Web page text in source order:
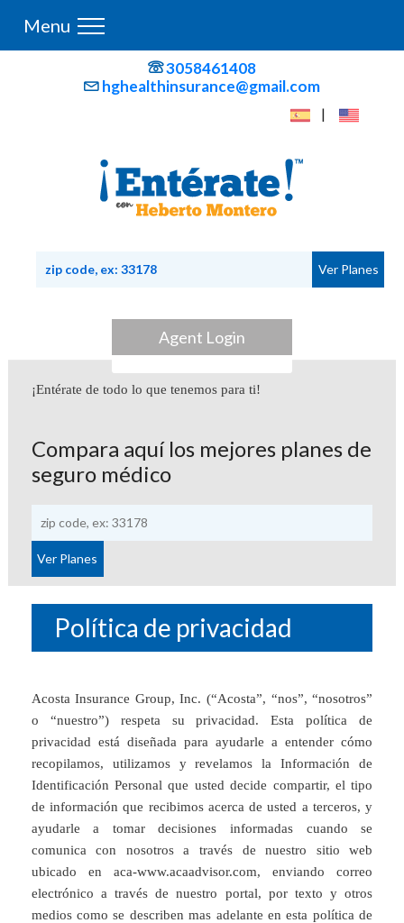
3058461408
hghealthinsurance@gmail.com
|
Agent Login
Menu
¡Entérate de todo lo que tenemos para ti!
Compara aquí los mejores planes de
seguro médico
Política de privacidad
Acosta Insurance Group, Inc. (“Acosta”, “nos”, “nosotros”
o “nuestro”) respeta su privacidad. Esta política de
privacidad está diseñada para ayudarle a entender cómo
recopilamos, utilizamos y revelamos la Información de
Identificación Personal que usted decide compartir, el tipo
de información que recibimos acerca de usted a terceros, y
ayudarle a tomar decisiones informadas cuando se
comunica con nosotros a través de nuestro sitio web
ubicado en aca-www.acaadvisor.com, enviando correo
electrónico a través de nuestro portal, por texto y otros
medios como se describen mas adelante en esta política de